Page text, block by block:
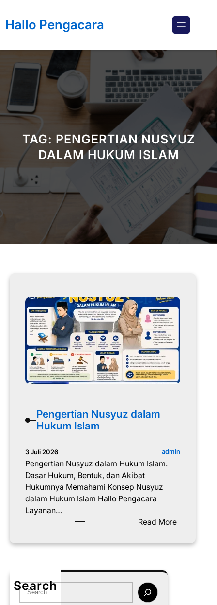
konten
Hallo Pengacara
TAG: PENGERTIAN NUSYUZ
DALAM HUKUM ISLAM
Pengertian Nusyuz dalam
Hukum Islam
3 Juli 2026 admin
Pengertian Nusyuz dalam Hukum Islam:
Dasar Hukum, Bentuk, dan Akibat
Hukumnya Memahami Konsep Nusyuz
dalam Hukum Islam Hallo Pengacara
Layanan…
Read More:
e
Search
S